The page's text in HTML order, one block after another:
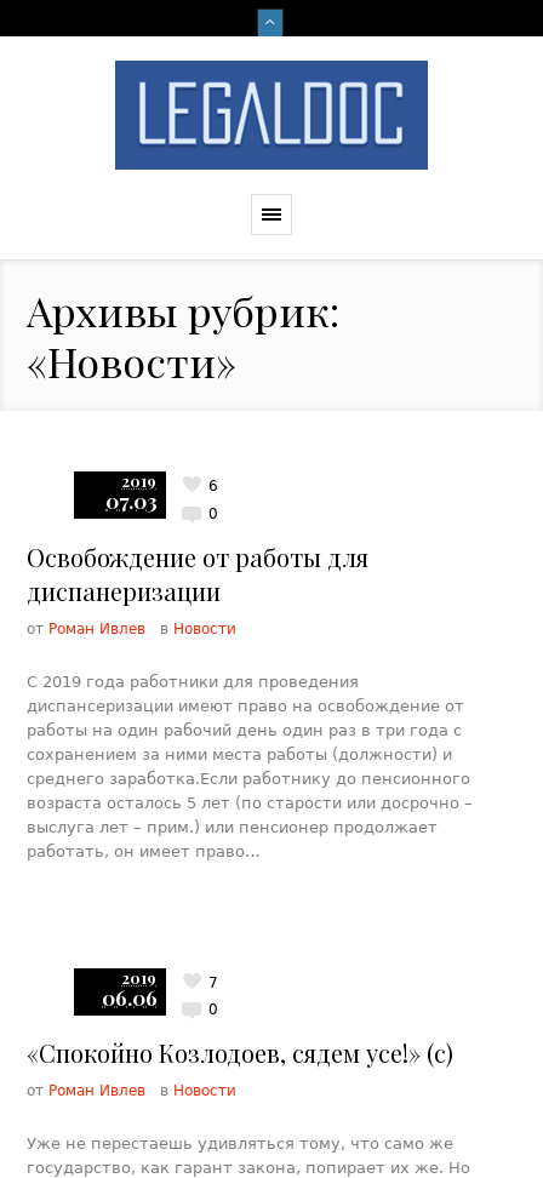
Архивы рубрик:
«Новости»
2019
07.03 0
6
Освобождение от работы для
диспанеризации
от Роман Ивлев в Новости
С 2019 года работники для проведения
диспансеризации имеют право на освобождение от
работы на один рабочий день один раз в три года с
сохранением за ними места работы (должности) и
среднего заработка.Если работнику до пенсионного
возраста осталось 5 лет (по старости или досрочно –
выслуга лет – прим.) или пенсионер продолжает
работать, он имеет право…
2019
06.06 0
7
«Спокойно Козлодоев, сядем усе!» (с)
от Роман Ивлев в Новости
Уже не перестаешь удивляться тому, что само же
государство, как гарант закона, попирает их же. Но